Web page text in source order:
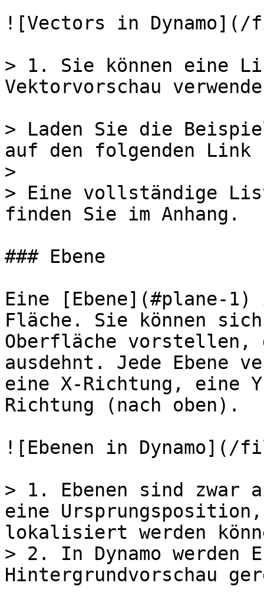
![Vectors in Dynamo](/
> 1. Sie können eine
Vektorvorschau
> Laden Sie die
auf den folgenden
>
> Eine vollständige
finden Sie im Anhang.
### Ebene
Eine [Ebene](#plane-
Fläche. Sie können
Oberfläche vorstellen,
ausdehnt. Jede Ebene
eine X-Richtung, eine
Richtung (nach oben).
![Ebenen in Dynamo](/
> 1. Ebenen sind zwar
eine
lokalisiert werden
> 2. In Dynamo werden
Hintergrundvorschau